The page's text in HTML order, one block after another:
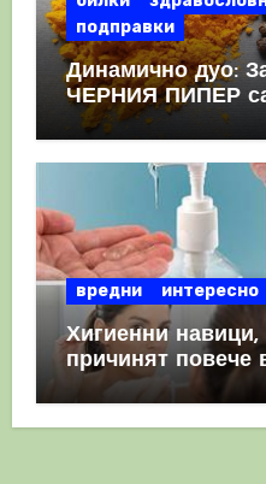
подправки
Динамично дуо:
ЧЕРНИЯ ПИПЕР
комбинация
вредни интересно
Хигиенни навици,
причинят повече
полза